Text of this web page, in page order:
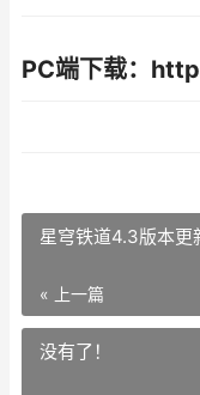
PC端下载：
星穹铁道4.3版本
« 上一篇
没有了！